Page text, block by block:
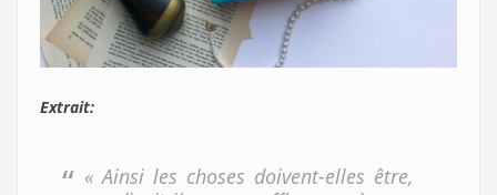
Extrait:
« Ainsi les choses doivent-elles être,